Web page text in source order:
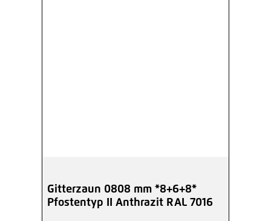
Gitterzaun 0808 mm *8+6+8*
Pfostentyp II Anthrazit RAL 7016